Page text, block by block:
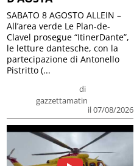
di
gazzettamatin
il 07/08/2026
SABATO 8 AGOSTO ALLEIN –
All’area verde Le Plan-de-
Clavel prosegue “ItinerDante”,
le letture dantesche, con la
partecipazione di Antonello
Pistritto (...